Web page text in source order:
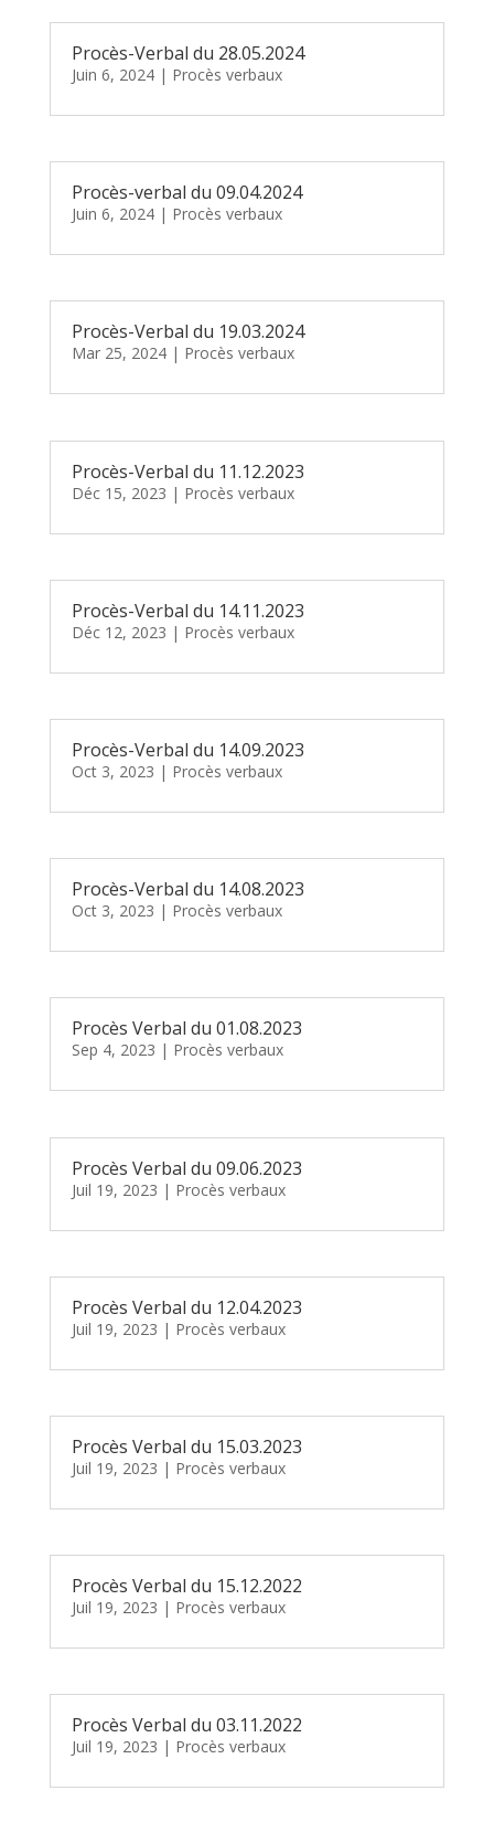
Procès-Verbal du 28.05.2024
Juin 6, 2024| Procès verbaux
Procès-verbal du 09.04.2024
Juin 6, 2024| Procès verbaux
Procès-Verbal du 19.03.2024
Mar 25, 2024| Procès verbaux
Procès-Verbal du 11.12.2023
Déc 15, 2023 | Procès verbaux
Procès-Verbal du 14.11.2023
Déc 12, 2023 | Procès verbaux
Procès-Verbal du 14.09.2023
Oct 3, 2023 | Procès verbaux
Procès-Verbal du 14.08.2023
Oct 3, 2023 | Procès verbaux
Procès Verbal du 01.08.2023
Sep 4, 2023 | Procès verbaux
Procès Verbal du 09.06.2023
Juil 19, 2023 | Procès verbaux
Procès Verbal du 12.04.2023
Juil 19, 2023 | Procès verbaux
Procès Verbal du 15.03.2023
Juil 19, 2023 | Procès verbaux
Procès Verbal du 15.12.2022
Juil 19, 2023 | Procès verbaux
Procès Verbal du 03.11.2022
Juil 19, 2023 | Procès verbaux